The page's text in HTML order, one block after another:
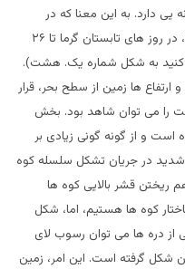
یی دارد. به این معنا که در
زمستان درجه گرما تا زیر صفر می رسد، اما، در روز های تابستان گرما تا ۲۶
کنید به شکل شماره یک. هشت).
ارتفاع ها زمین از سطح بحر، قرار
را می توان شاهد بود. بخش
و از گونه گونی زیادی بر
شدید در جریان تشکل سلسله کوه
ریختن قشر بالایی کوه ها
کوه ها هستیم، اما، شکل
دره ها می توان رسوب لای
شکل گرفته است. این امر، زمین